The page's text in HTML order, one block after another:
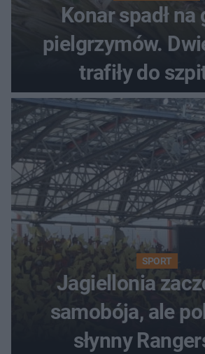
Konar spadł na
pielgrzymów.
trafiły do
SPORT
Jagiellonia
samobója, ale
słynny